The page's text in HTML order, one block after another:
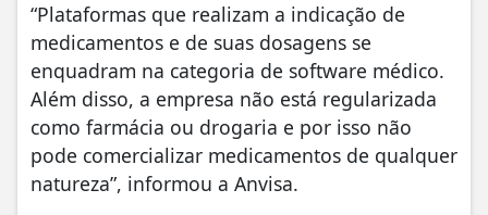
“Plataformas que realizam a indicação de
medicamentos e de suas dosagens se
enquadram na categoria de software médico.
Além disso, a empresa não está regularizada
como farmácia ou drogaria e por isso não
pode comercializar medicamentos de qualquer
natureza”, informou a Anvisa.